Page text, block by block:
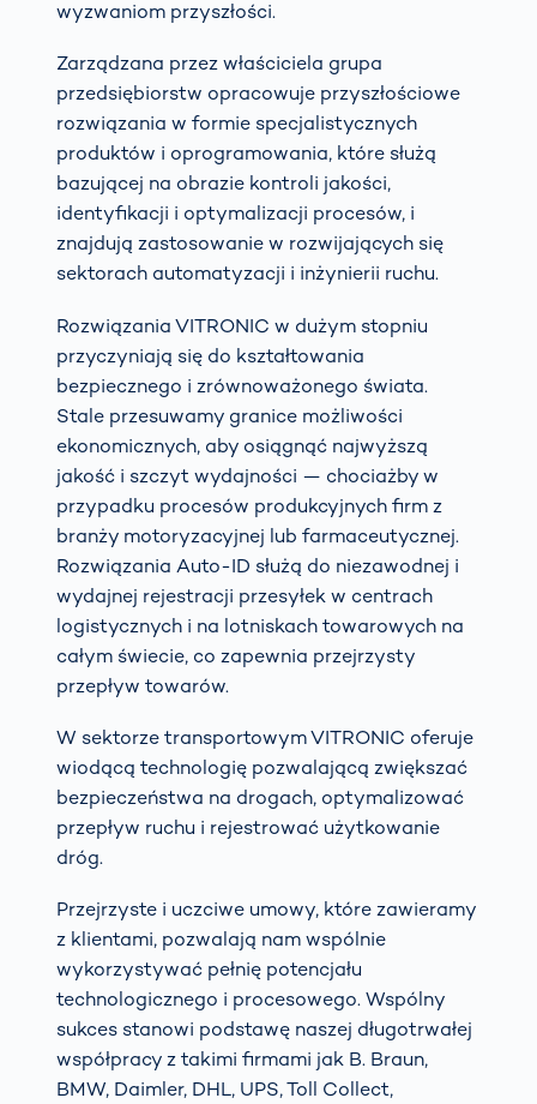
wyzwaniom przyszłości.
Zarządzana przez właściciela grupa
przedsiębiorstw opracowuje przyszłościowe
rozwiązania w formie specjalistycznych
produktów i oprogramowania, które służą
bazującej na obrazie kontroli jakości,
identyfikacji i optymalizacji procesów, i
znajdują zastosowanie w rozwijających się
sektorach automatyzacji i inżynierii ruchu.
Rozwiązania VITRONIC w dużym stopniu
przyczyniają się do kształtowania
bezpiecznego i zrównoważonego świata.
Stale przesuwamy granice możliwości
ekonomicznych, aby osiągnąć najwyższą
jakość i szczyt wydajności — chociażby w
przypadku procesów produkcyjnych firm z
branży motoryzacyjnej lub farmaceutycznej.
Rozwiązania Auto-ID służą do niezawodnej i
wydajnej rejestracji przesyłek w centrach
logistycznych i na lotniskach towarowych na
całym świecie, co zapewnia przejrzysty
przepływ towarów.
W sektorze transportowym VITRONIC oferuje
wiodącą technologię pozwalającą zwiększać
bezpieczeństwa na drogach, optymalizować
przepływ ruchu i rejestrować użytkowanie
dróg.
Przejrzyste i uczciwe umowy, które zawieramy
z klientami, pozwalają nam wspólnie
wykorzystywać pełnię potencjału
technologicznego i procesowego. Wspólny
sukces stanowi podstawę naszej długotrwałej
współpracy z takimi firmami jak B. Braun,
BMW, Daimler, DHL, UPS, Toll Collect,